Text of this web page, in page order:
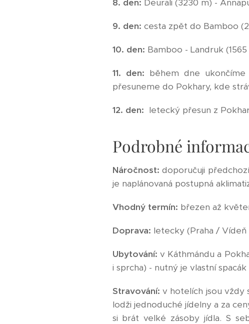
8. den: Deurali (3230 m) -
9. den: cesta zpět do Bamboo
10. den: Bamboo - Landruk
11. den: během dne
přesuneme do Pokhary, kde
12. den: letecký přesun z
Podrobné
Náročnost: doporučuji
je naplánovaná postupná
Vhodný termín: březen až
Doprava: letecky (Praha / Vídeň
Ubytování: v Káthmándu a
i sprcha) - nutný je vlastní
Stravování: v hotelích jsou vždy
lodži jednoduché jídelny a za
si brát velké zásoby jídla. S